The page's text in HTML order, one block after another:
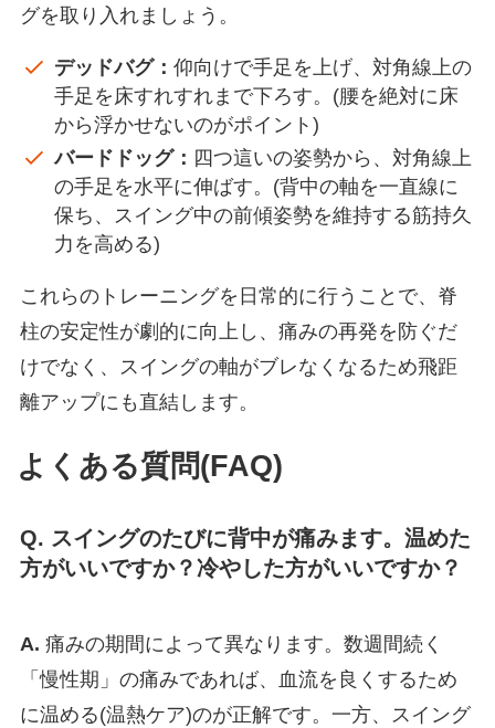
グを取り入れましょう。
デッドバグ：仰向けで手足を上げ、対角線上の
手足を床すれすれまで下ろす。(腰を絶対に床
から浮かせないのがポイント)
バードドッグ： 四つ這いの姿勢から、対角線上
の手足を水平に伸ばす。(背中の軸を一直線に
保ち、スイング中の前傾姿勢を維持する筋持久
力を高める)
これらのトレーニングを日常的に行うことで、脊
柱の安定性が劇的に向上し、痛みの再発を防ぐだ
けでなく、スイングの軸がブレなくなるため飛距
離アップにも直結します。
よくある質問(FAQ)
Q. スイングのたびに背中が痛みます。温めた
方がいいですか？冷やした方がいいですか？
A. 痛みの期間によって異なります。数週間続く
「慢性期」の痛みであれば、血流を良くするため
に温める(温熱ケア)のが正解です。一方、スイング